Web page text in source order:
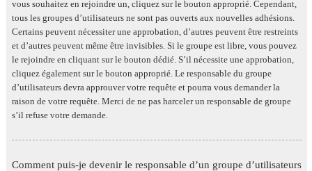
vous souhaitez en rejoindre un, cliquez sur le bouton approprié. Cependant,
tous les groupes d’utilisateurs ne sont pas ouverts aux nouvelles adhésions.
Certains peuvent nécessiter une approbation, d’autres peuvent être restreints
et d’autres peuvent même être invisibles. Si le groupe est libre, vous pouvez
le rejoindre en cliquant sur le bouton dédié. S’il nécessite une approbation,
cliquez également sur le bouton approprié. Le responsable du groupe
d’utilisateurs devra approuver votre requête et pourra vous demander la
raison de votre requête. Merci de ne pas harceler un responsable de groupe
s’il refuse votre demande.
Comment puis-je devenir le responsable d’un groupe d’utilisateurs